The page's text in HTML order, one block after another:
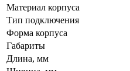
Материал корпуса
Тип подключения
Форма корпуса
Габариты
Длина, мм